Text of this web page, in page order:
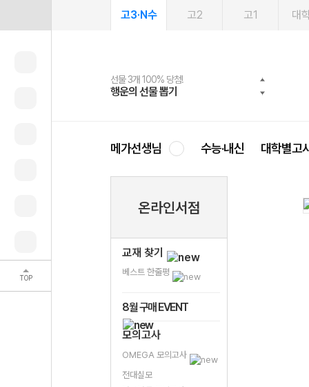
TOP
고3·N수 고2 고1 대
선물 3개 100% 당첨!
행운의 선물 뽑기
선물 100% 증정!
메가스터디 X 올리브
여름방학 스터디 캐시백
메가런 썸머스쿨
2027 러셀 단과
강사 공개선발
스마트러닝앱
설문 EVENT
메가패스
3일 무료 체험권
메가패스 수강생 무료혜택!
메가클럽 멤버십
사회공헌 캠페인
희망이룸 메가나눔
메가선생님 수능·내신 대학별고
온라인서점
교재 찾기
베스트 한줄평
8월 구매 EVENT
모의고사
OMEGA 모의고사
전대실모